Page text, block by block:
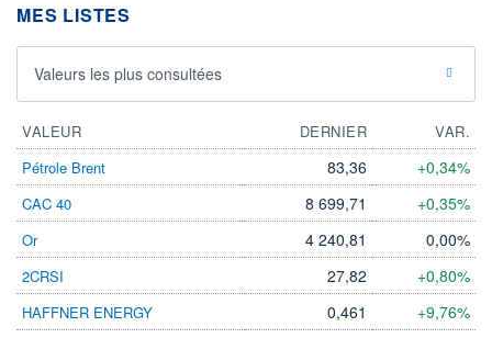
LIMITE À LA
BAISSE
0,0000 0,0000
RENDEMENT
- -
DERNIER
0,00 EUR
DATE
DIVIDENDE
-
PROCHAIN
Non éligible
Boursobank
MES LISTES
Valeurs les plus consultées
VALEUR DERNIER
VAR.
Pétrole Brent
83,36 +0,34%
CAC 40 8 699,71 +0,35%
Or 4 240,81 0,00%
2CRSI 27,82 +0,80%
HAFFNER ENERGY 0,461 +9,76%